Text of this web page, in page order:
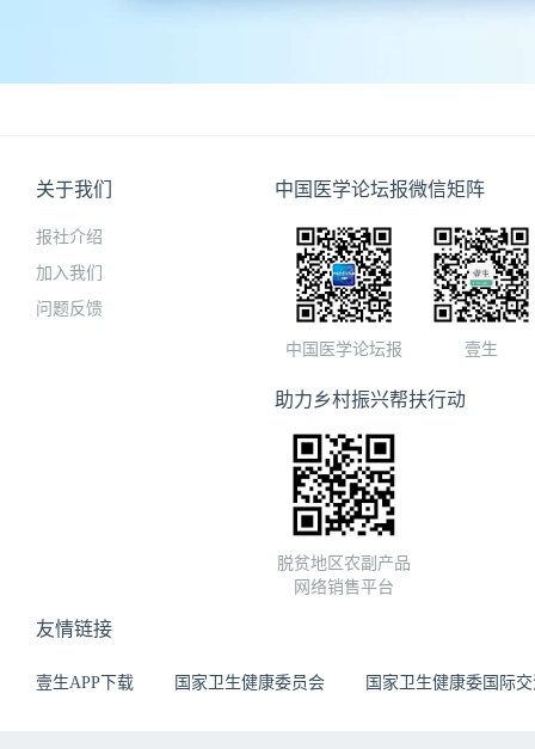
关于我们
报社介绍
加入我们
问题反馈
中国医学论坛报微信矩阵
中国医学论坛报 壹生
助力乡村振兴帮扶行动
脱贫地区农副产品
网络销售平台
友情链接
壹生APP下载 国家卫生健康委员会 国家卫生健康委国际